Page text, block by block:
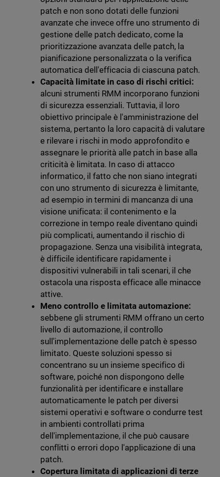
patch e non sono dotati delle funzioni
avanzate che invece offre uno strumento di
gestione delle patch dedicato, come la
prioritizzazione avanzata delle patch, la
pianificazione personalizzata o la verifica
automatica dell'efficacia di ciascuna patch.
Capacità limitate in caso di rischi critici:
alcuni strumenti RMM incorporano funzioni
di sicurezza essenziali. Tuttavia, il loro
obiettivo principale è l'amministrazione del
sistema, pertanto la loro capacità di valutare
e rilevare i rischi in modo approfondito e
assegnare le priorità alle patch in base alla
criticità è limitata. In caso di attacco
informatico, il fatto che non siano integrati
con uno strumento di sicurezza è limitante,
ad esempio in termini di mancanza di una
visione unificata: il contenimento e la
correzione in tempo reale diventano quindi
più complicati, aumentando il rischio di
propagazione. Senza una visibilità integrata,
è difficile identificare rapidamente i
dispositivi vulnerabili in tali scenari, il che
ostacola una risposta efficace alle minacce
attive.
Meno controllo e limitata automazione:
sebbene gli strumenti RMM offrano un certo
livello di automazione, il controllo
sull'implementazione delle patch è spesso
limitato. Queste soluzioni spesso si
concentrano su un insieme specifico di
software, poiché non dispongono delle
funzionalità per identificare e installare
automaticamente le patch per diversi
sistemi operativi e software o condurre test
in ambienti controllati prima
dell'implementazione, il che può causare
conflitti o errori dopo l'applicazione di una
patch.
Copertura limitata di applicazioni di terze